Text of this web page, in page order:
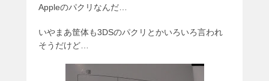
Appleのパクリなんだ…
いやまあ筐体も3DSのパクリとかいろいろ言われ
そうだけど…